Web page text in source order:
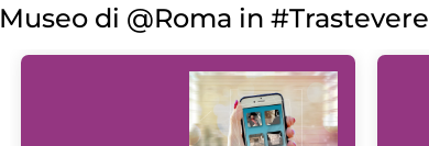
Museo di @Roma in #Trastevere